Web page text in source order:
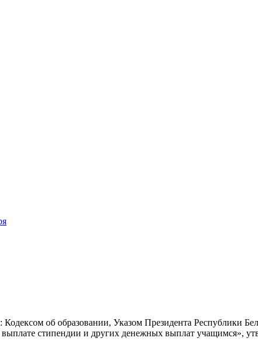
: Кодексом об образовании, Указом Президента Республики
стипендии и других денежных выплат учащимся»,